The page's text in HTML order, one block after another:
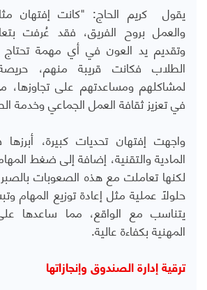
يقول كريم الحاج: "كانت إفتهان
والعمل بروح الفريق، فقد عُرفت
وتقديم يد العون في أي مهمة
الطلاب فكانت قريبة منهم،
لمشاكلهم ومساعدتهم على تجاوزها،
في تعزيز ثقافة العمل الجماعي وخدمة
واجهت إفتهان تحديات كبيرة،
المادية والتقنية، إضافة إلى ضغط
لكنها تعاملت مع هذه الصعوبات بالصبر
حلولًا عملية مثل إعادة توزيع المهام
يتناسب مع الواقع، مما ساعدها
المهنية بكفاءة عالية.
ترقية إدارة الصندوق وإنجازاتها